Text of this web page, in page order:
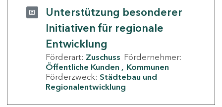
Unterstützung besonderer
Initiativen für regionale
Entwicklung
Förderart: Zuschuss Fördernehmer:
Öffentliche Kunden
Kommunen
Förderzweck: Städtebau und
Regionalentwicklung